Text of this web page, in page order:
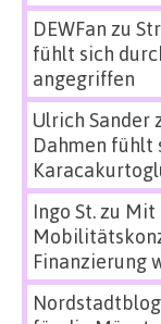
DEWFan zu
fühlt sich
angegriffen
Ulrich Sander
Dahmen fühlt
Ingo St.zu Mit
Finanzierung